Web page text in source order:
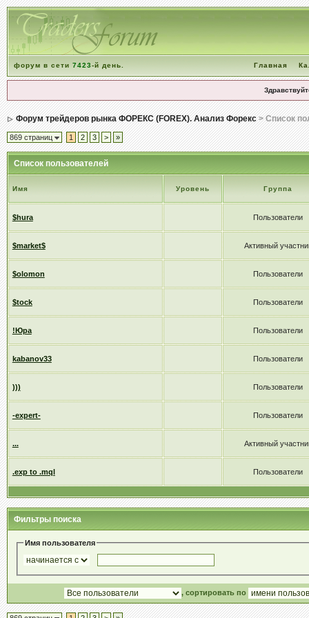
форум в сети 7423-й день. Главная
Форум трейдеров рынка ФОРЕКС (FOREX). Анализ Форекс> Список
869 страниц 1 2 3 > »
Список пользователей
Имя Уровень Группа
$hura Пользователи
$market$ Активный
$olomon Пользователи
$tock Пользователи
!Юра Пользователи
kabanov33 Пользователи
))) Пользователи
-expert- Пользователи
... Активный
.exp to .mql Пользователи
Фильтры поиска
Имя пользователя
, сортировать по